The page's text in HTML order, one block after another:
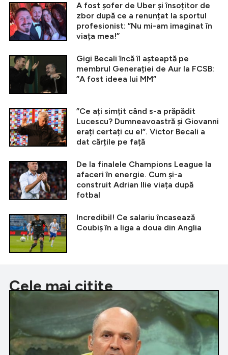
A fost șofer de Uber și însoțitor de
zbor după ce a renunțat la sportul
profesionist: ”Nu mi-am imaginat în
viața mea!”
Gigi Becali încă îl așteaptă pe
membrul Generației de Aur la FCSB:
”A fost ideea lui MM”
”Ce ați simțit când s-a prăpădit
Lucescu? Dumneavoastră și Giovanni
erați certați cu el”. Victor Becali a
dat cărțile pe față
De la finalele Champions League la
afaceri în energie. Cum și-a
construit Adrian Ilie viața după
fotbal
Incredibil! Ce salariu încasează
Coubiș în a liga a doua din Anglia
Cele mai citite